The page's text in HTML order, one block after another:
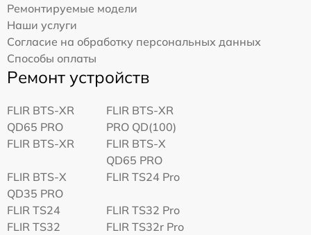
Ремонтируемые модели
Наши услуги
Согласие на обработку персональных данных
Способы оплаты
Ремонт устройств
FLIR BTS-XR
QD65 PRO
FLIR BTS-XR
PRO QD(100)
FLIR BTS-XR
FLIR BTS-X
QD65 PRO
FLIR BTS-X
QD35 PRO
FLIR TS24 Pro
FLIR TS24
FLIR TS32 Pro
FLIR TS32
FLIR TS32r Pro